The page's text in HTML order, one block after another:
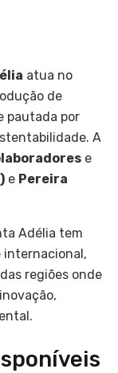
atua no
de
pautada por
A
e
e Pereira
Adélia tem
internacional,
regiões onde